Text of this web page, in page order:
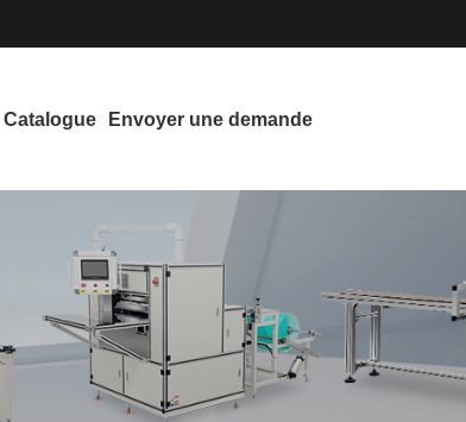
Français
Italiano
বাংলা ভাষার
Pilipino
Catalogue Envoyer une demande